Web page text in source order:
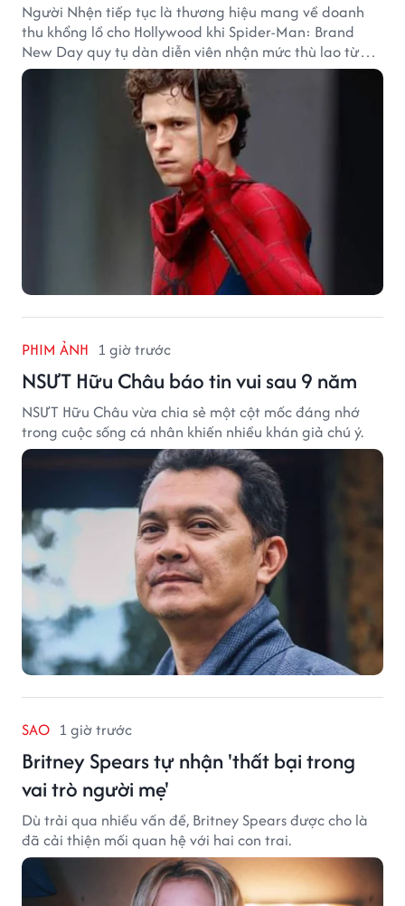
Người Nhện tiếp tục là thương hiệu mang về doanh
thu khổng lồ cho Hollywood khi Spider-Man: Brand
New Day quy tụ dàn diễn viên nhận mức thù lao từ
hàng chục đến hàng trăm tỷ đồng. Thành công phòng
vé của bộ phim cũng giúp nhiều ngôi sao sở hữu khoản
thu nhập đáng mơ ước.
PHIM ẢNH 1 giờ trước
NSƯT Hữu Châu báo tin vui sau 9 năm
NSƯT Hữu Châu vừa chia sẻ một cột mốc đáng nhớ
trong cuộc sống cá nhân khiến nhiều khán giả chú ý.
SAO 1 giờ trước
Britney Spears tự nhận 'thất bại trong
vai trò người mẹ'
Dù trải qua nhiều vấn đề, Britney Spears được cho là
đã cải thiện mối quan hệ với hai con trai.